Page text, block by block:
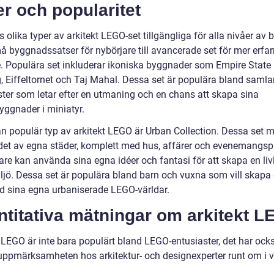
och popularitet
olika typer av arkitekt LEGO-set tillgängliga för alla nivåer av
byggnadssatser för nybörjare till avancerade set för mer
Populära set inkluderar ikoniska byggnader som Empire State
Eiffeltornet och Taj Mahal. Dessa set är populära bland
som letar efter en utmaning och en chans att skapa sina
i miniatyr.
populär typ av arkitekt LEGO är Urban Collection. Dessa set
av egna städer, komplett med hus, affärer och
kan använda sina egna idéer och fantasi för att skapa en
Dessa set är populära bland barn och vuxna som vill skapa
sina egna urbaniserade LEGO-världar.
mätningar om arkitekt
är inte bara populärt bland LEGO-entusiaster, det har
hos arkitektur- och designexperter runt om i